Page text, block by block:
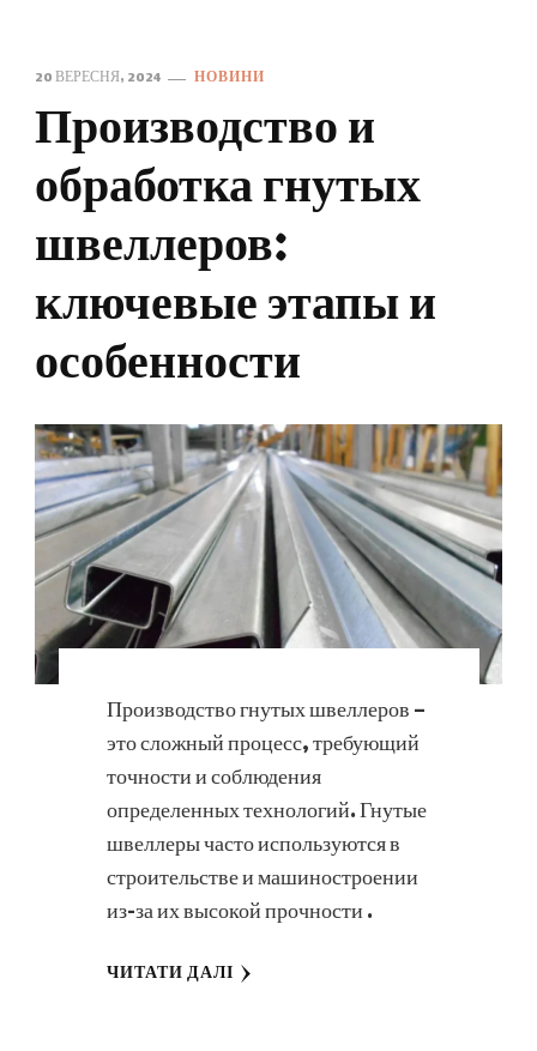
20 ВЕРЕСНЯ, 2024 НОВИНИ
Производство и
обработка гнутых
швеллеров:
ключевые этапы и
особенности
Производство гнутых швеллеров –
это сложный процесс, требующий
точности и соблюдения
определенных технологий. Гнутые
швеллеры часто используются в
строительстве и машиностроении
из-за их высокой прочности …
ЧИТАТИ ДАЛІ